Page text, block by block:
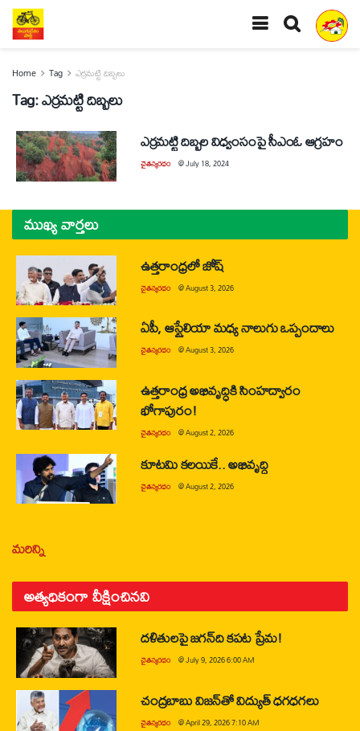
Home Tag ఎర్రమట్టి దిబ్బలు
Tag:ఎర్రమట్టి దిబ్బలు
ఎర్రమట్టి దిబ్బల విధ్వంసంపై సీఎంఓ ఆగ్రహం
చైతన్యరధం @July 18, 2024
ముఖ్య వార్తలు
ఉత్తరాంధ్రలో జోష్
చైతన్యరధం @August 3, 2026
ఏపీ, ఆస్ట్రేలియా మధ్య నాలుగు ఒప్పందాలు
చైతన్యరధం @August 3, 2026
ఉత్తరాంధ్ర అభివృద్ధికి సింహద్వారం
భోగాపురం!
చైతన్యరధం @August 2, 2026
కూటమి కలయికే.. అభివృద్ధి
చైతన్యరధం @August 2, 2026
మరిన్ని
అత్యధికంగా వీక్షించినవి
దళితులపై జగన్‌ది కపట ప్రేమ!
చైతన్యరధం @July 9, 2026 6:00 AM
చంద్రబాబు విజన్‌తో విద్యుత్ ధగధగలు
చైతన్యరధం @April 29, 2026 7:10 AM